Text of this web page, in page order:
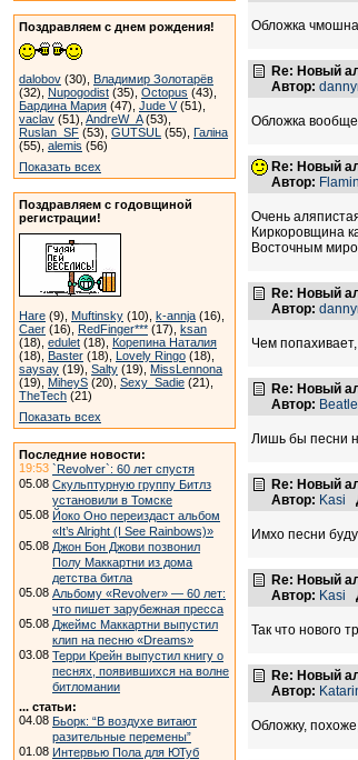
Поздравляем с днем рождения!
dalobov (30), Владимир Золотарёв
(32), Nupogodist (35), Octopus (43),
Бардина Мария (47), Jude V(51),
vaclav (51), AndreW_A(53),
Ruslan_SF (53), GUTSUL (55), Галіна
(55), alemis (56)
Показать всех
Поздравляем с годовщиной
регистрации!
Hare (9), Muftinsky (10), k-annja (16),
Caer (16), RedFinger*** (17), ksan
(18), edulet (18), Корепина Наталия
(18), Baster (18), Lovely Ringo (18),
saysay (19), Salty (19), MissLennona
(19), MiheyS (20), Sexy_Sadie (21),
TheTech (21)
Показать всех
Последние новости:
19:53 `Revolver`: 60 лет спустя
05.08 Скульптурную группу Битлз
установили в Томске
05.08 Йоко Оно переиздаст альбом
«It’s Alright (I See Rainbows)»
05.08 Джон Бон Джови позвонил
Полу Маккартни из дома
детства битла
05.08 Альбому «Revolver» — 60 лет:
что пишет зарубежная пресса
05.08 Джеймс Маккартни выпустил
клип на песню «Dreams»
03.08 Терри Крейн выпустил книгу о
песнях, появившихся на волне
битломании
... статьи:
04.08 Бьорк: “В воздухе витают
разительные перемены”
01.08 Интервью Пола для ЮТуб
Обложка
Re: Новый
Автор:
Обложка
Re: Новый
Автор:
Очень
Киркоровщина
Восточным
Re: Новый
Автор:
Чем
Re: Новый
Автор:
Лишь бы песни
Re: Новый
Автор: Kasi
Имхо песни
Re: Новый
Автор: Kasi
Так что нового
Re: Новый
Автор:
Обложку,